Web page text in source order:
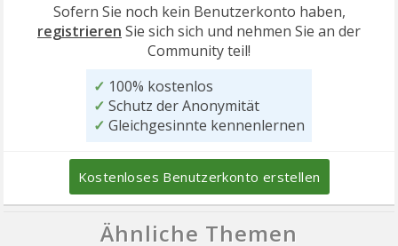
Sofern Sie noch kein Benutzerkonto haben,
registrieren Sie sich sich und nehmen Sie an der
Community teil!
✓ 100% kostenlos
✓ Schutz der Anonymität
✓ Gleichgesinnte kennenlernen
Kostenloses Benutzerkonto erstellen
Ähnliche Themen